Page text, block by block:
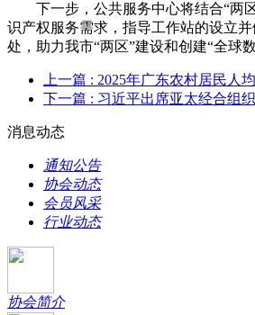
下一步，公共服务中心将结合“
识产权服务需求，指导工作站的设立
处，助力我市“两区”建设和创建“全球
上一篇 : 2025年广东农村居民人
下一篇 : 习近平出席亚太经合组
消息动态
通知公告
协会动态
会员风采
行业动态
协会简介